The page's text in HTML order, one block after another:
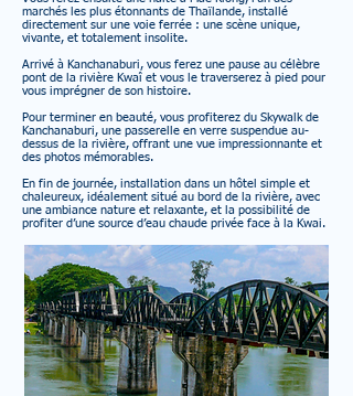
marchés les plus étonnants de Thaïlande, installé
directement sur une voie ferrée : une scène unique,
vivante, et totalement insolite.
Arrivé à Kanchanaburi, vous ferez une pause au célèbre
pont de la rivière Kwaî et vous le traverserez à pied pour
vous imprégner de son histoire.
Pour terminer en beauté, vous profiterez du Skywalk de
Kanchanaburi, une passerelle en verre suspendue au-
dessus de la rivière, offrant une vue impressionnante et
des photos mémorables.
En fin de journée, installation dans un hôtel simple et
chaleureux, idéalement situé au bord de la rivière, avec
une ambiance nature et relaxante, et la possibilité de
profiter d’une source d’eau chaude privée face à la Kwai.